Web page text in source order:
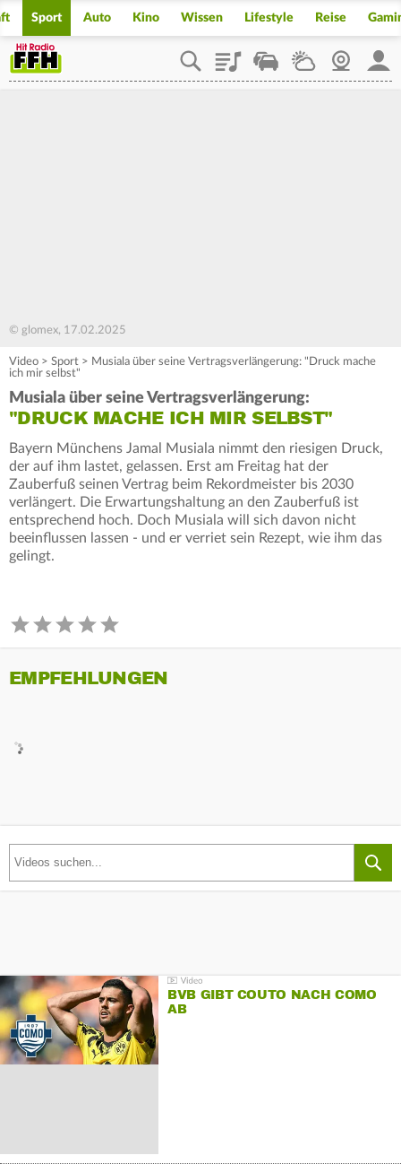
Sport Auto Kino Wissen Lifestyle Reise
PlaylistStaupilotWetterWebcam
© glomex, 17.02.2025
Video > Sport > Musiala über seine Vertragsverlängerung: "Druck mache
ich mir selbst"
Musiala über seine Vertragsverlängerung:
"DRUCK MACHE ICH MIR SELBST"
Bayern Münchens Jamal Musiala nimmt den riesigen Druck,
der auf ihm lastet, gelassen. Erst am Freitag hat der
Zauberfuß seinen Vertrag beim Rekordmeister bis 2030
verlängert. Die Erwartungshaltung an den Zauberfuß ist
entsprechend hoch. Doch Musiala will sich davon nicht
beeinflussen lassen - und er verriet sein Rezept, wie ihm das
gelingt.
EMPFEHLUNGEN
BVB GIBT COUTO NACH COMO
AB